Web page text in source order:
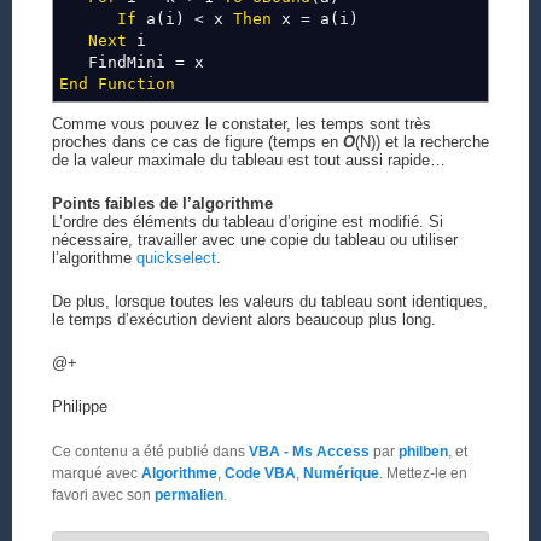
If a(i) < x Then x = a(i)
Next i
FindMini = x
End
Function
Comme vous pouvez le constater, les temps sont très
proches dans ce cas de figure (temps en O(N)) et la recherche
de la valeur maximale du tableau est tout aussi rapide…
Points faibles de l’algorithme
L’ordre des éléments du tableau d’origine est modifié. Si
nécessaire, travailler avec une copie du tableau ou utiliser
l’algorithme quickselect.
De plus, lorsque toutes les valeurs du tableau sont identiques,
le temps d’exécution devient alors beaucoup plus long.
@+
Philippe
Ce contenu a été publié dans VBA - Ms Access par philben, et
marqué avec Algorithme, Code VBA, Numérique. Mettez-le en
favori avec son permalien.